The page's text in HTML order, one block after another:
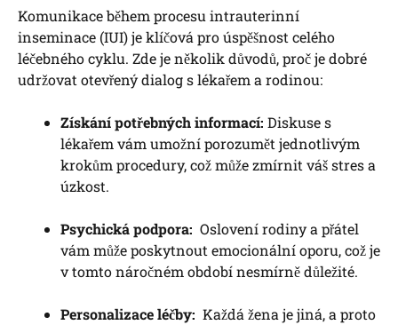
Komunikace během procesu intrauterinní
inseminace (IUI) je klíčová pro ‌úspěšnost celého
léčebného cyklu. Zde je několik ⁣důvodů, proč je‌ dobré
udržovat otevřený dialog ​s lékařem a rodinou:
Získání potřebných ‍informací: Diskuse s
lékařem vám umožní porozumět jednotlivým
krokům procedury, což ‌může ​zmírnit váš stres a
úzkost.
Psychická podpora: ‍ Oslovení rodiny a přátel
vám může poskytnout ⁣emocionální oporu,​ což⁣ je
v tomto‍ náročném období⁤ nesmírně důležité.
Personalizace‍ léčby: ​ Každá žena je jiná, a proto